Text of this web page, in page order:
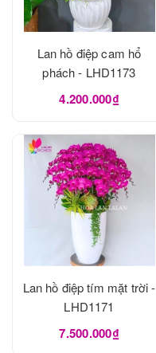
Lan hồ điệp cam hổ
phách - LHD1173
4.200.000₫
Lan hồ điệp tím mặt trời -
LHD1171
7.500.000₫